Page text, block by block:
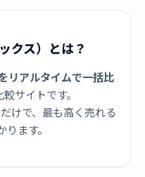
クス）とは？
リアルタイムで一括比
サイトです。
けで、最も高く売れる
ます。